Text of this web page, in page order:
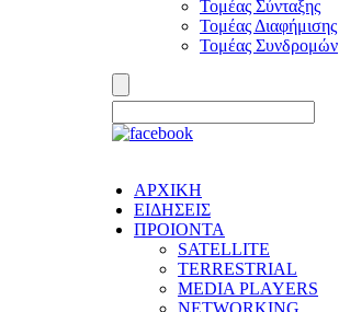
Τομέας Σύνταξης
Τομέας Διαφήμισης
Τομέας Συνδρομών
ΑΡΧΙΚΗ
ΕΙΔΗΣΕΙΣ
ΠΡΟΙΟΝΤΑ
SATELLITE
TERRESTRIAL
MEDIA PLAYERS
NETWORKING